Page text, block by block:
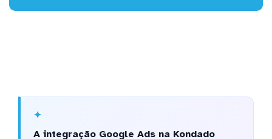
A integração Google Ads na Kondado